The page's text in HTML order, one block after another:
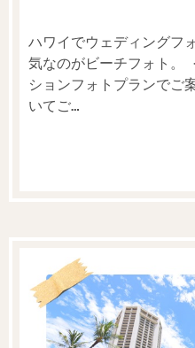
ハワイでウェディングフ
気なのがビーチフォト。
ションフォトプランでご
いてご…